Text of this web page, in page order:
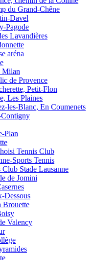
du Grand-Chêne
Davel
Pagode
Lavandières
aréna
Milan
de Provence
Petit-Flon
Les Plaines
les-Blanc, En Coumenets
Plan
Tennis Club
Sports Tennis
Stade Lausanne
de Jomini
Dessous
Brouette
Valency